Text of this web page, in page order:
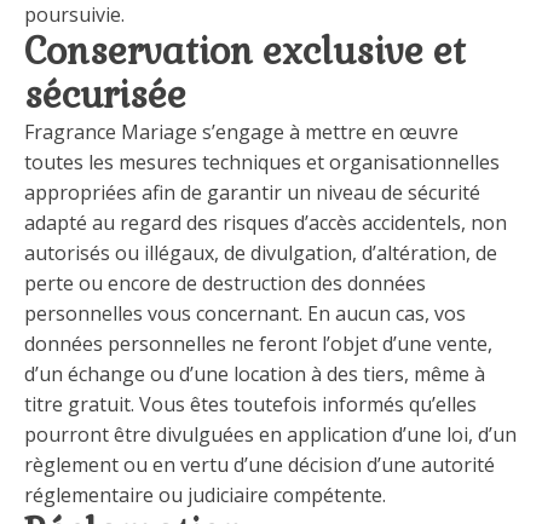
poursuivie.
Conservation exclusive et
sécurisée
Fragrance Mariage s’engage à mettre en œuvre
toutes les mesures techniques et organisationnelles
appropriées afin de garantir un niveau de sécurité
adapté au regard des risques d’accès accidentels, non
autorisés ou illégaux, de divulgation, d’altération, de
perte ou encore de destruction des données
personnelles vous concernant. En aucun cas, vos
données personnelles ne feront l’objet d’une vente,
d’un échange ou d’une location à des tiers, même à
titre gratuit. Vous êtes toutefois informés qu’elles
pourront être divulguées en application d’une loi, d’un
règlement ou en vertu d’une décision d’une autorité
réglementaire ou judiciaire compétente.